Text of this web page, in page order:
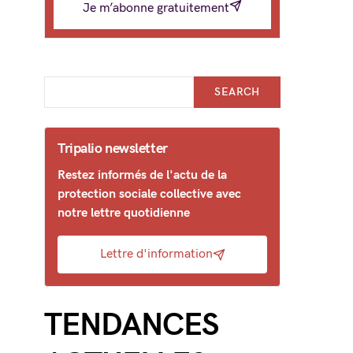
Je m’abonne gratuitement
SEARCH
Tripalio newsletter
Restez informés de l'actu de la
protection sociale collective avec
notre lettre quotidienne
Lettre d'information
TENDANCES